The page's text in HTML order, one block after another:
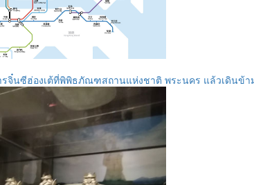
จิ๋นซีฮ่องเต้ที่พิพิธภัณฑสถานแห่งชาติ พระนคร แล้วเดินข้า